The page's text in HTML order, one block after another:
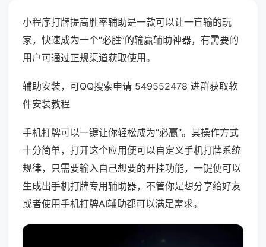
小程序打牌提高胜率辅助是一款可以让一直输的玩
家，快速成为一个“必胜”的输赢辅助神器，有需要的
用户可通过正规渠道获取使用。
辅助安装，可QQ搜索申请 549552478 进群获取软
件安装教程
手机打牌可以一键让你轻松成为“必赢”。其操作方式
十分简单，打开这个应用便可以自定义手机打牌系统
规律，只需要输入自己想要的开挂功能，一键便可以
生成出手机打牌专用辅助器，不管你是想分享给好友
或者使用手机打牌AI辅助都可以满足需求。